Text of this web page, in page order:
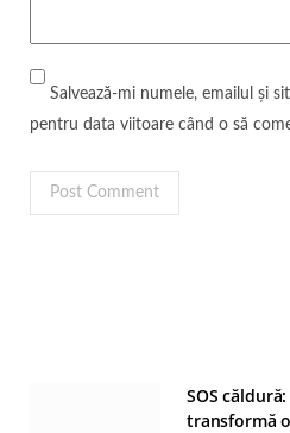
Salvează-mi numele, emailul și
pentru data viitoare când o să
SOS
transformă